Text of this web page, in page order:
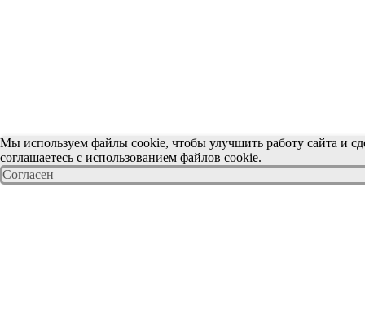
Мы используем файлы cookie, чтобы улучшить работу сайта и
соглашаетесь с использованием файлов cookie.
Согласен